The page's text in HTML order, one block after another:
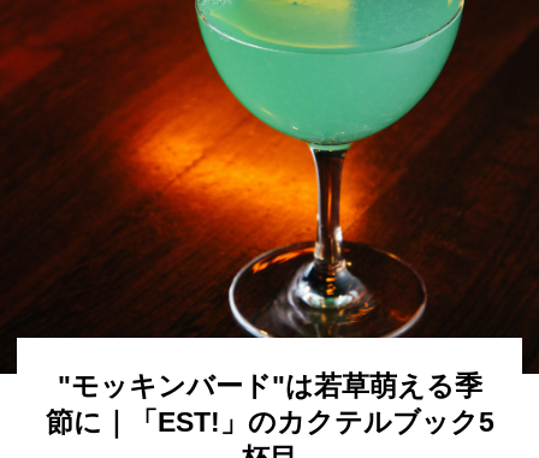
"モッキンバード"は若草萌える季
節に｜「EST!」のカクテルブック5